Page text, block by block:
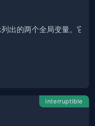
interruptible